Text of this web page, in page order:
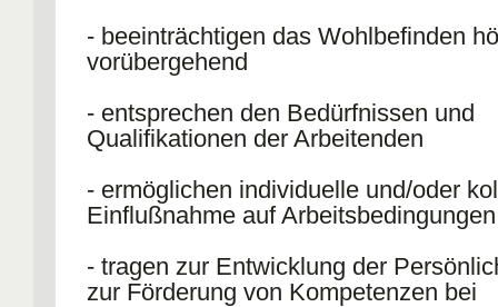
- beeinträchtigen das Wohlbefinden
vorübergehend
- entsprechen den Bedürfnissen und
Qualifikationen der Arbeitenden
- ermöglichen individuelle und/oder
Einflußnahme auf Arbeitsbedingungen
- tragen zur Entwicklung der
zur Förderung von Kompetenzen bei